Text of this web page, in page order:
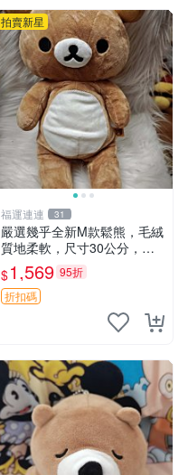
拍賣新星
福運連連 31
嚴選幾乎全新M款鬆熊，毛絨
質地柔軟，尺寸30公分，做
工精緻可愛，適合收藏或贈送
親友。中古使用痕跡，手感依
然優良。 鬆熊 嬰熊 毛玩偶
$1,569 95折
折扣碼